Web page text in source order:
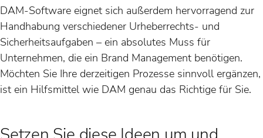
DAM-Software eignet sich außerdem hervorragend zur
Handhabung verschiedener Urheberrechts- und
Sicherheitsaufgaben – ein absolutes Muss für
Unternehmen, die ein Brand Management benötigen.
Möchten Sie Ihre derzeitigen Prozesse sinnvoll ergänzen,
ist ein Hilfsmittel wie DAM genau das Richtige für Sie.